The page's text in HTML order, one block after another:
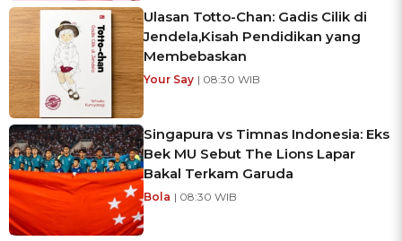
Ulasan Totto-Chan: Gadis Cilik di
Jendela,Kisah Pendidikan yang
Membebaskan
Your Say | 08:30 WIB
Singapura vs Timnas Indonesia: Eks
Bek MU Sebut The Lions Lapar
Bakal Terkam Garuda
Bola | 08:30 WIB